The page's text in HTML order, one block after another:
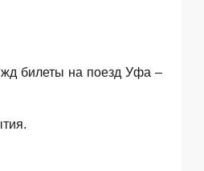
жд билеты на поезд Уфа –